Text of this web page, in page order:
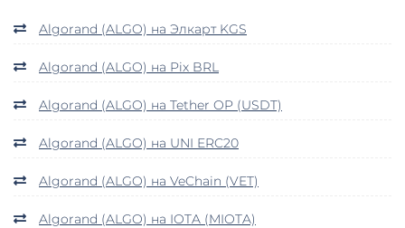
Algorand (ALGO) на Элкарт KGS
Algorand (ALGO) на Pix BRL
Algorand (ALGO) на Tether OP (USDT)
Algorand (ALGO) на UNI ERC20
Algorand (ALGO) на VeChain (VET)
Algorand (ALGO) на IOTA (MIOTA)